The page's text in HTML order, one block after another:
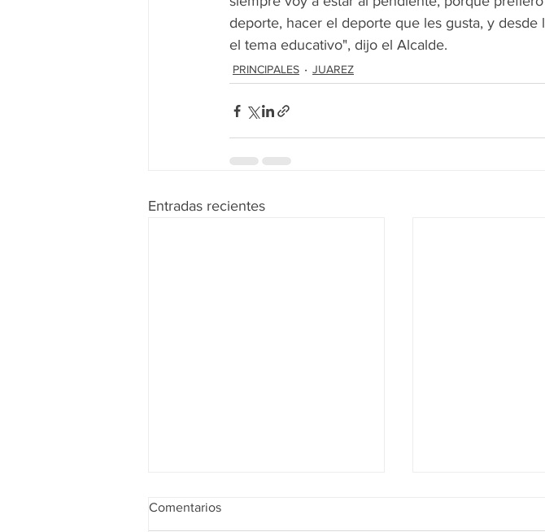
deporte, hacer el deporte que les gusta, y
el tema educativo", dijo el Alcalde.
PRINCIPALES JUAREZ
Entradas recientes
Comentarios